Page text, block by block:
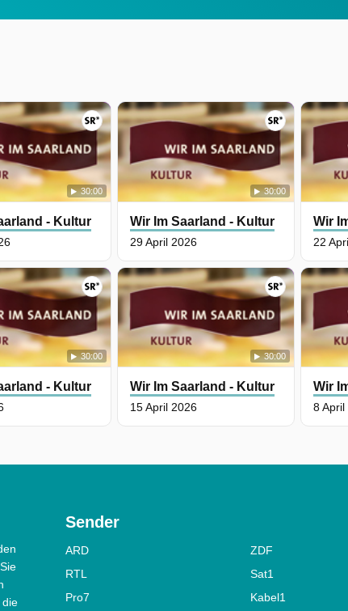
30:00
- Kultur
30:00
- Kultur
30:00
Wir Im Saarland - Kultur
29 April 2026
Wir
22
30:00
Wir Im Saarland - Kultur
15 April 2026
Wir
8
die
Sender
ARD
ZDF
RTL
Sat1
Pro7
Kabel1